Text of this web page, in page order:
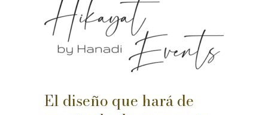
El diseño que hará de